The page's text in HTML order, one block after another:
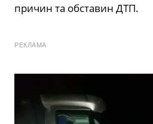
причин та обставин ДТП.
РЕКЛАМА